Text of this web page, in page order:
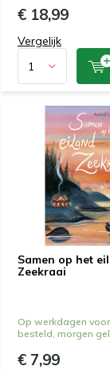
€ 18,99
Vergelijk
Samen op het
Zeekraai
Op werkdagen
besteld, morgen
€ 7,99